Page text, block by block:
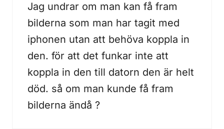
Jag undrar om man kan få fram
bilderna som man har tagit med
iphonen utan att behöva koppla in
den. för att det funkar inte att
koppla in den till datorn den är helt
död. så om man kunde få fram
bilderna ändå ?